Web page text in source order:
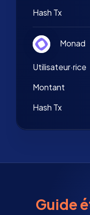
Hash Tx
Monad
Utilisateur·rice
Montant
Hash Tx
Guide